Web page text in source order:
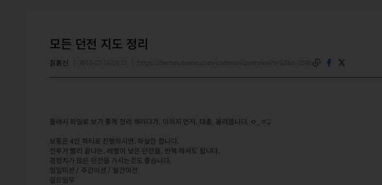
모든 던전 지도 정리
칡흙신
플래시 파일로 보기 좋게 정리 하려다가. 이미지 먼저. 대충. 올려봅니다. ㅇ_ㅇ;;
보통은 4인 파티로 진행하시면. 하실만 합니다.
전투가 빨리 끝나는. 레벨이 낮은 던전을. 반복 하셔도 됩니다.
경험치가 많은 던전을 가시는것도 좋습니다.
일일미션 / 주간미션 / 월간미션
길드임무